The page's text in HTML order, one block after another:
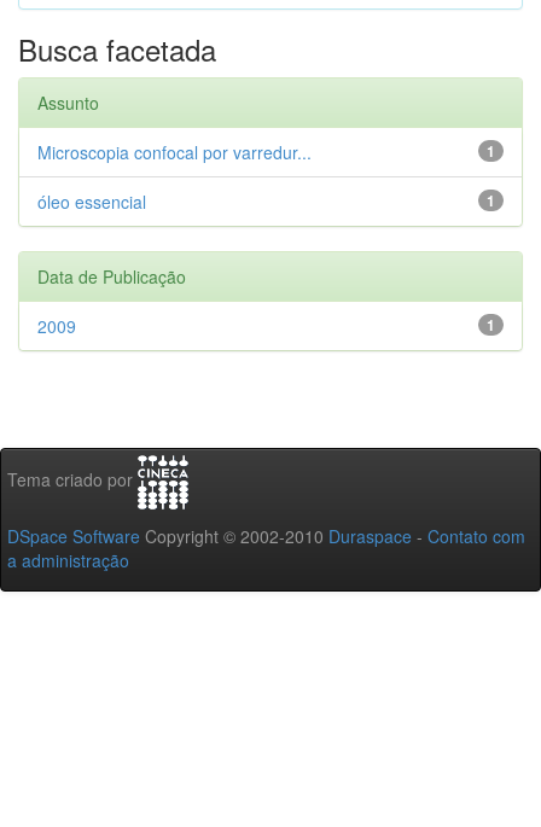
Busca facetada
Assunto
1
Microscopia confocal por varredur...
1
óleo essencial
Data de Publicação
1
2009
Tema criado por
DSpace Software Copyright © 2002-2010 Duraspace - Contato com
a administração